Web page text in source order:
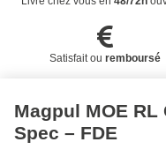
Satisfait ou remboursé
Magpul MOE
Spec – FDE